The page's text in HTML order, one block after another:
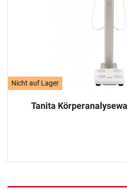
Nicht auf Lager
Tanita